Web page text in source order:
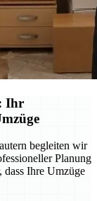
Ihr
begleiten wir
Planung
dass Ihre Umzüge